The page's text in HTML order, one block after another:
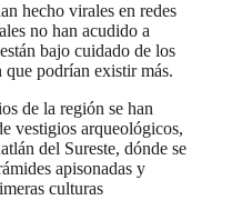
hecho virales en redes
no han acudido a
bajo cuidado de los
que podrían existir más.
de la región se han
vestigios arqueológicos,
del Sureste, dónde se
apisonadas y
culturas